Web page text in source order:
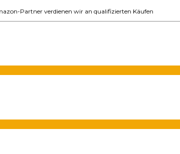
Partner verdienen wir an qualifizierten Käufen